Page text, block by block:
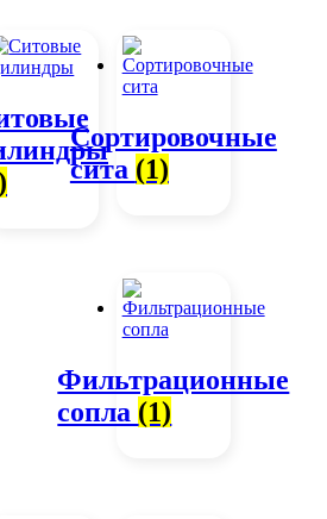
Сортировочные
сита (1)
Фильтрационные
сопла (1)